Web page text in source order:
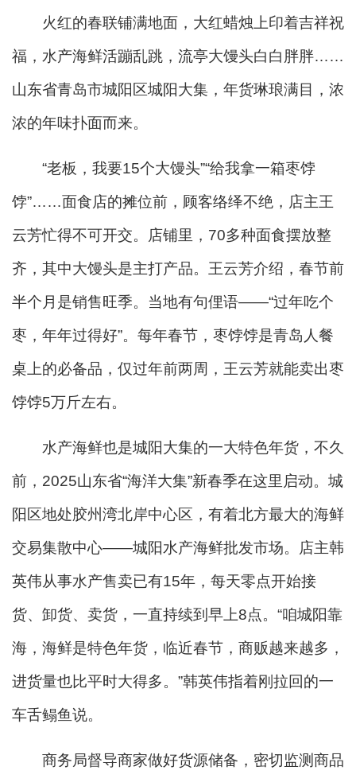
火红的春联铺满地面，大红蜡烛上印着吉祥祝
福，水产海鲜活蹦乱跳，流亭大馒头白白胖胖……
山东省青岛市城阳区城阳大集，年货琳琅满目，浓
浓的年味扑面而来。
“老板，我要15个大馒头”“给我拿一箱枣饽
饽”……面食店的摊位前，顾客络绎不绝，店主王
云芳忙得不可开交。店铺里，70多种面食摆放整
齐，其中大馒头是主打产品。王云芳介绍，春节前
半个月是销售旺季。当地有句俚语——“过年吃个
枣，年年过得好”。每年春节，枣饽饽是青岛人餐
桌上的必备品，仅过年前两周，王云芳就能卖出枣
饽饽5万斤左右。
水产海鲜也是城阳大集的一大特色年货，不久
前，2025山东省“海洋大集”新春季在这里启动。城
阳区地处胶州湾北岸中心区，有着北方最大的海鲜
交易集散中心——城阳水产海鲜批发市场。店主韩
英伟从事水产售卖已有15年，每天零点开始接
货、卸货、卖货，一直持续到早上8点。“咱城阳靠
海，海鲜是特色年货，临近春节，商贩越来越多，
进货量也比平时大得多。”韩英伟指着刚拉回的一
车舌鳎鱼说。
商务局督导商家做好货源储备，密切监测商品